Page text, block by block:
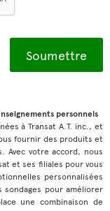
personnels
à Transat A.T. inc., et
fournir des produits et
Avec votre accord, nous
et ses filiales pour vous
personnalisées
pour améliorer
une combinaison de